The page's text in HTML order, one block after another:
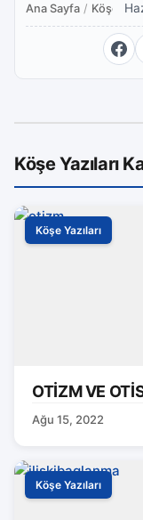
Ana Sayfa / Köşe
Köşe Yazıları
Köşe Yazıları
OTİZM VE
Ağu 15, 2022
Köşe Yazıları